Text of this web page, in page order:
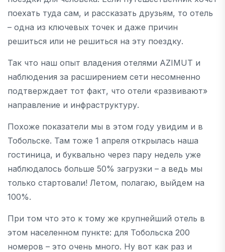
поехать туда сам, и рассказать друзьям, то отель
– одна из ключевых точек и даже причин
решиться или не решиться на эту поездку.
Так что наш опыт владения отелями AZIMUT и
наблюдения за расширением сети несомненно
подтверждает тот факт, что отели «развивают»
направление и инфраструктуру.
Похоже показатели мы в этом году увидим и в
Тобольске. Там тоже 1 апреля открылась наша
гостиница, и буквально через пару недель уже
наблюдалось больше 50% загрузки – а ведь мы
только стартовали! Летом, полагаю, выйдем на
100%.
При том что это к тому же крупнейший отель в
этом населенном пункте: для Тобольска 200
номеров – это очень много. Ну вот как раз и